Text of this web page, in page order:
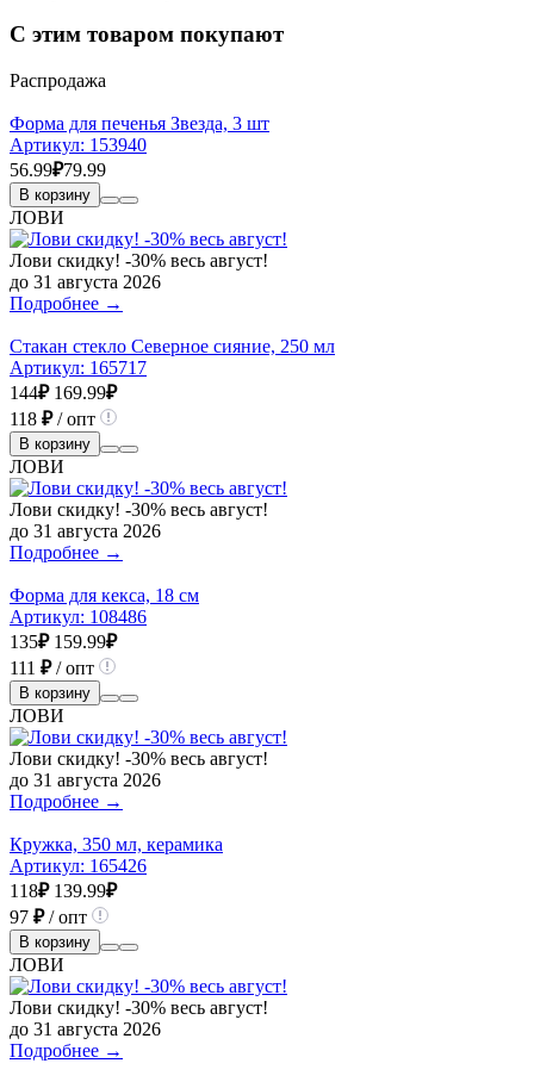
С этим товаром покупают
Распродажа
Форма для печенья Звезда, 3 шт
Артикул: 153940
56.99₽79.99
В корзину
ЛОВИ
Лови скидку! -30% весь август!
до 31 августа 2026
Подробнее →
Стакан стекло Северное сияние, 250 мл
Артикул: 165717
144₽ 169.99₽
118 ₽/ опт
В корзину
ЛОВИ
Лови скидку! -30% весь август!
до 31 августа 2026
Подробнее →
Форма для кекса, 18 см
Артикул: 108486
135₽ 159.99₽
111 ₽/ опт
В корзину
ЛОВИ
Лови скидку! -30% весь август!
до 31 августа 2026
Подробнее →
Кружка, 350 мл, керамика
Артикул: 165426
118₽ 139.99₽
97 ₽/ опт
В корзину
ЛОВИ
Лови скидку! -30% весь август!
до 31 августа 2026
Подробнее →